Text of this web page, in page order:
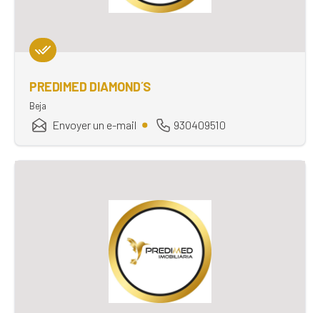
PREDIMED DIAMOND´S
Beja
Envoyer un e-mail 930409510